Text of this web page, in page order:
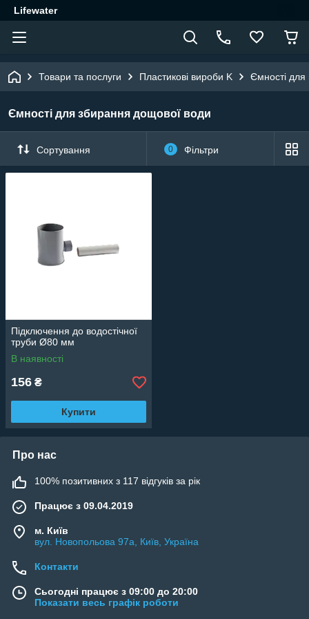
Lifewater
Товари та послуги Пластикові вироби K Ємності для
Ємності для збирання дощової води
Сортування 0 Фільтри
Підключення до водостічної
труби Ø80 мм
В наявності
156 ₴
Купити
Про нас
100% позитивних з 117 відгуків за рік
Працює з 09.04.2019
м. Київ
вул. Новопольова 97а, Київ, Україна
Контакти
Сьогодні працює з 09:00 до 20:00
Показати весь графік роботи